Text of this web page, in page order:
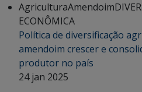
AgriculturaAmendoim
ECONÔMICA
Política de diversificação
amendoim crescer e
produtor no país
24 jan 2025